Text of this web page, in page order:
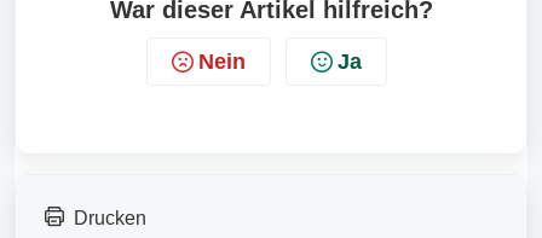
War dieser Artikel hilfreich?
Nein Ja
Drucken